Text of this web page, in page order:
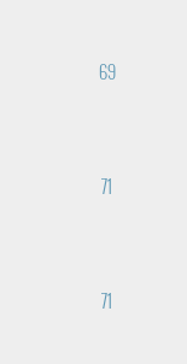
69
71
71